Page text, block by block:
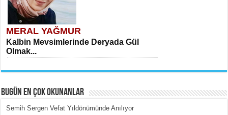
MERAL YAĞMUR
Kalbin Mevsimlerinde Deryada Gül
Olmak...
BUGÜN EN ÇOK OKUNANLAR
Semih Sergen Vefat Yıldönümünde Anılıyor